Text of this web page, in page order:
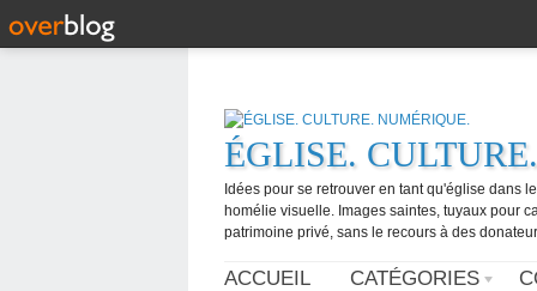
ÉGLISE.
Idées pour se retrouver en tant qu'église dans
homélie visuelle. Images saintes, tuyaux pour
patrimoine privé, sans le recours à des
ACCUEIL CATÉGORIES